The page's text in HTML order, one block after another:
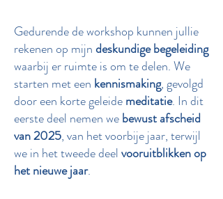
Gedurende de workshop kunnen jullie
rekenen op mijndeskundige begeleiding
waarbij er ruimte is om te delen. We
starten met een kennismaking, gevolgd
door een korte geleidemeditatie. In dit
eerste deel nemen webewust afscheid
van 2025, van het voorbije jaar, terwijl
we in het tweede deelvooruitblikken op
het nieuwe jaar.